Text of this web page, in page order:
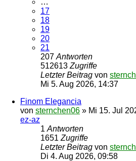
…
17
18
19
20
21
207 Antworten
512613 Zugriffe
Letzter Beitrag von
Mi 5. Aug 2026, 14:37
Finom Elegancia
von sternchen06 » Mi 15. Jul
ez-az
1 Antworten
1651 Zugriffe
Letzter Beitrag von
Di 4. Aug 2026, 09:58